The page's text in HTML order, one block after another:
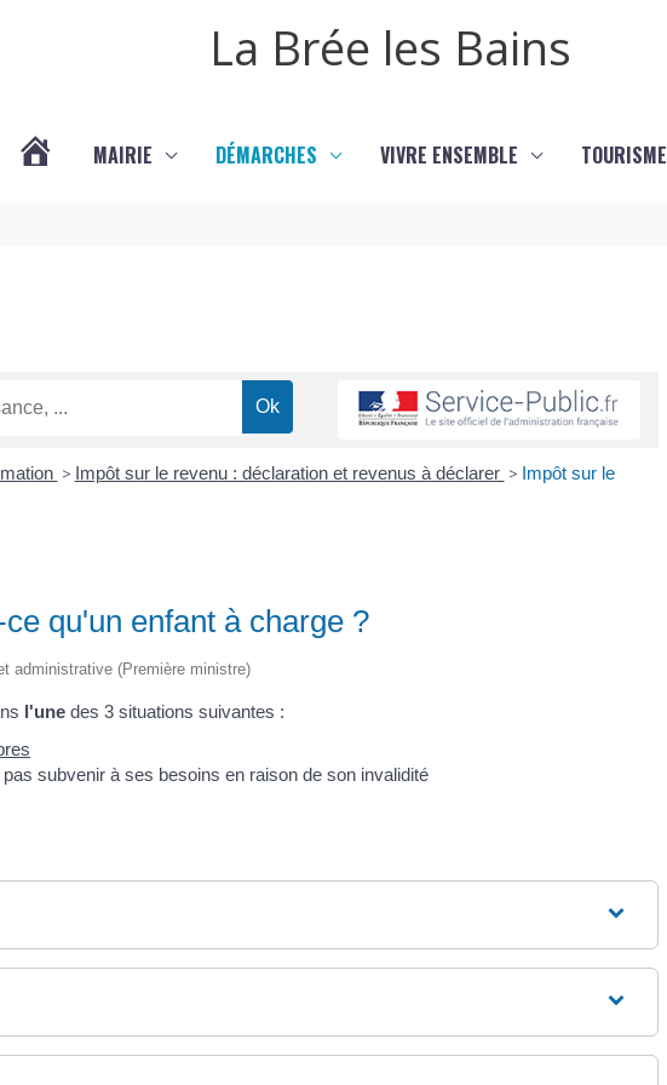
La Brée les Bains
TITRE)
MAIRIE DÉMARCHES VIVRE ENSEMBLE TOURISME
> Impôt sur le revenu : déclaration et revenus à déclarer > Impôt sur le
qu'un enfant à charge ?
administrative (Première ministre)
l'une des 3 situations suivantes :
subvenir à ses besoins en raison de son invalidité